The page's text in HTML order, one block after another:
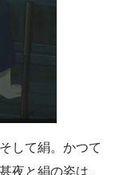
して絹。かつて
夜と絹の姿は、